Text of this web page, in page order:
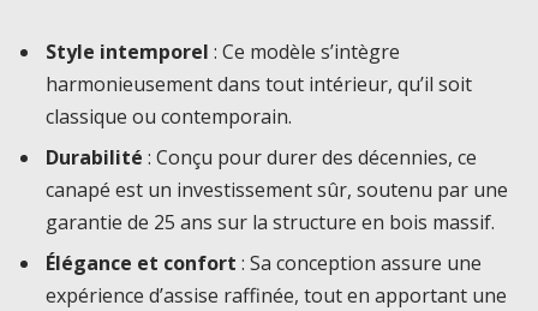
Style intemporel : Ce modèle s’intègre
harmonieusement dans tout intérieur, qu’il soit
classique ou contemporain.
Durabilité : Conçu pour durer des décennies, ce
canapé est un investissement sûr, soutenu par une
garantie de 25 ans sur la structure en bois massif.
Élégance et confort : Sa conception assure une
expérience d’assise raffinée, tout en apportant une